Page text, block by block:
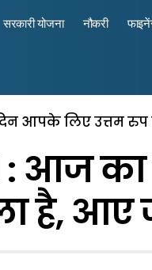
सरकारी योजना नौकरी
आपके लिए उत्तम
: आज
है, आए